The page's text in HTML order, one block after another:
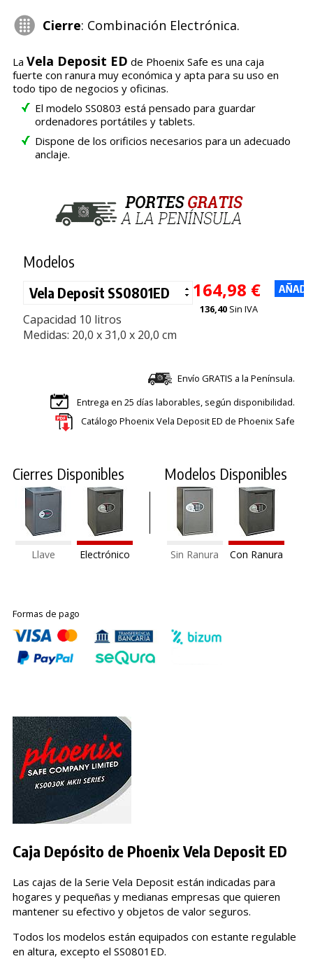
Cierre: Combinación Electrónica.
La Vela Deposit ED de Phoenix Safe es una caja
fuerte con ranura muy económica y apta para su uso en
todo tipo de negocios y oficinas.
El modelo SS0803 está pensado para guardar
ordenadores portátiles y tablets.
Dispone de los orificios necesarios para un adecuado
anclaje.
Modelos
Capacidad 10 litros
Medidas: 20,0 x 31,0 x 20,0 cm
164,98 €
136,40 Sin IVA
Envío GRATIS a la Península.
Entrega en 25 días laborables, según disponibilidad.
Catálogo Phoenix Vela Deposit ED de Phoenix Safe
Cierres Disponibles
Llave Electrónico
Modelos Disponibles
Sin Ranura Con Ranura
Formas de pago
Caja Depósito de Phoenix Vela Deposit ED
Las cajas de la Serie Vela Deposit están indicadas para
hogares y pequeñas y medianas empresas que quieren
mantener su efectivo y objetos de valor seguros.
Todos los modelos están equipados con estante regulable
en altura, excepto el SS0801ED.